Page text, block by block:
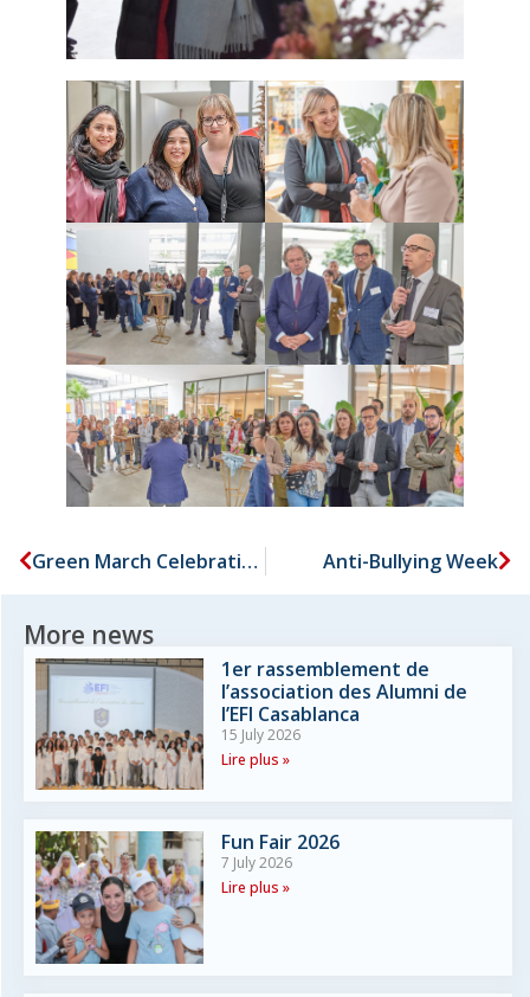
Green March Celebration Anti-Bullying Week
More news
1er rassemblement de
l’association des Alumni de
l’EFI Casablanca
15 July 2026
Lire plus »
Fun Fair 2026
7 July 2026
Lire plus »